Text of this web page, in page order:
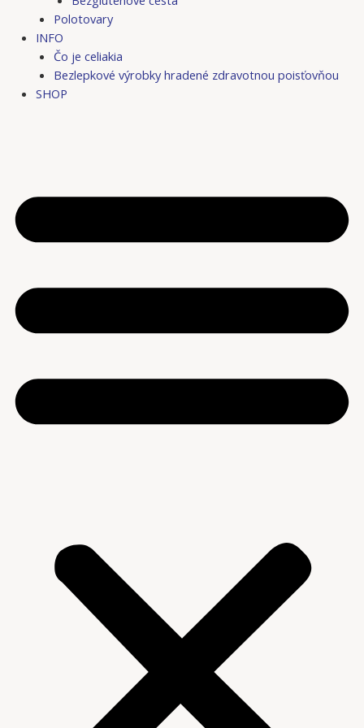
Polotovary
INFO
Čo je celiakia
Bezlepkové výrobky hradené zdravotnou poisťovňou
SHOP